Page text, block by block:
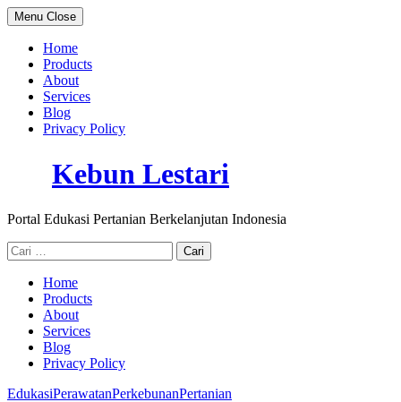
Skip
to
content
Menu Close
Home
Products
About
Services
Blog
Privacy Policy
Kebun Lestari
Portal Edukasi Pertanian Berkelanjutan Indonesia
Cari
untuk:
Home
Products
About
Services
Blog
Privacy Policy
EdukasiPerawatanPerkebunanPertanian